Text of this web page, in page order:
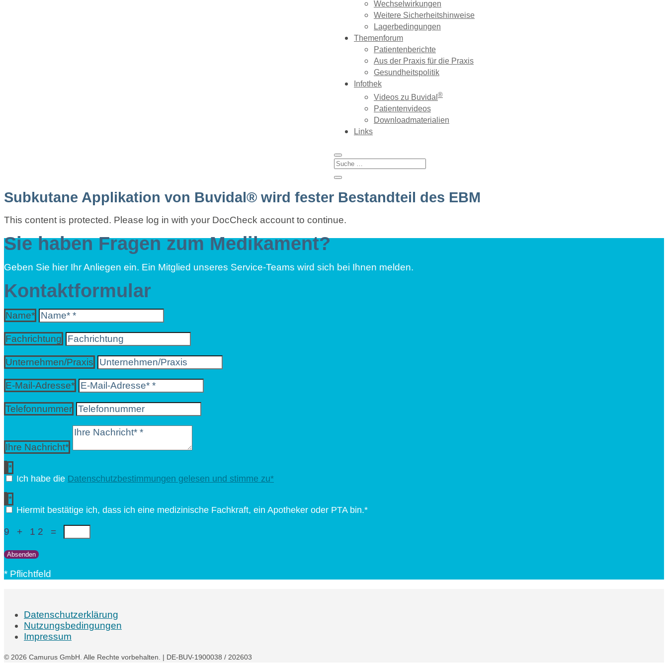
Wechselwirkungen
Weitere Sicherheitshinweise
Lagerbedingungen
Themenforum
Patientenberichte
Aus der Praxis für die Praxis
Gesundheitspolitik
Infothek
Videos zu Buvidal ®
Patientenvideos
Downloadmaterialien
Links
Subkutane Applikation von Buvidal® wird fester Bestandteil des EBM
This content is protected. Please log in with your DocCheck account to continue.
Sie haben Fragen zum Medikament?
Geben Sie hier Ihr Anliegen ein. Ein Mitglied unseres Service-Teams wird sich bei Ihnen melden.
Kontaktformular
Name*
Fachrichtung
Unternehmen/Praxis
E-Mail-Adresse*
Telefonnummer
Ihre Nachricht*
Ich habe die Datenschutzbestimmungen gelesen und stimme zu*
Hiermit bestätige ich, dass ich eine medizinische Fachkraft, ein Apotheker oder PTA bin.*
9 + 12 =
Absenden
* Pflichtfeld
Datenschutzerklärung
Nutzungsbedingungen
Impressum
© 2026 Camurus GmbH. Alle Rechte vorbehalten. | DE-BUV-1900038 / 202603